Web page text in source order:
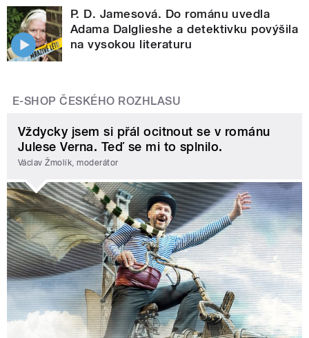
P. D. Jamesová. Do románu uvedla
Adama Dalglieshe a detektivku povýšila
na vysokou literaturu
E-SHOP ČESKÉHO ROZHLASU
Vždycky jsem si přál ocitnout se v románu
Julese Verna. Teď se mi to splnilo.
Václav Žmolík, moderátor